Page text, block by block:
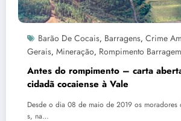
Barão De Cocais, Barragens, Crime
Gerais, Mineração, Rompimento Barragem
Antes do rompimento – carta
cidadã cocaiense à Vale
Desde o dia 08 de maio de 2019 os moradores
s, na…